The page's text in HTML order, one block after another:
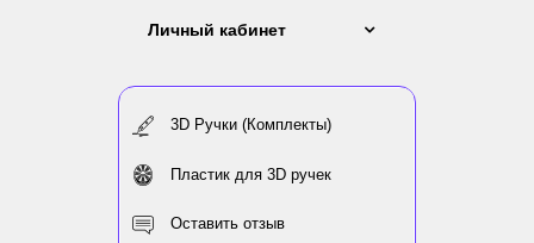
Личный кабинет
3D Ручки (Комплекты)
Пластик для 3D ручек
Оставить отзыв